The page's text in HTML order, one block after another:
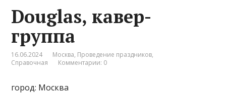
Douglas, кавер-
группа
16.06.2024 Москва, Проведение праздников,
Справочная
Комментарии: 0
город: Москва